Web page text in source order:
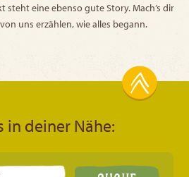
eine ebenso gute Story. Mach’s dir
uns erzählen, wie alles begann.
in deiner Nähe: